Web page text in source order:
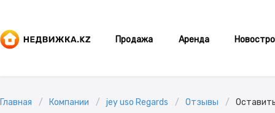
Продажа Аренда
Главная Компании jey uso Regards Отзывы